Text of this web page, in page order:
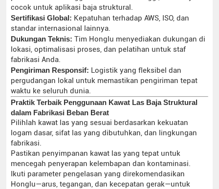
cocok untuk aplikasi baja struktural.
Sertifikasi Global: Kepatuhan terhadap AWS, ISO, dan
standar internasional lainnya.
Dukungan Teknis: Tim Honglu menyediakan dukungan di
lokasi, optimalisasi proses, dan pelatihan untuk staf
fabrikasi Anda.
Pengiriman Responsif: Logistik yang fleksibel dan
pergudangan lokal untuk memastikan pengiriman tepat
waktu ke seluruh dunia.
Praktik Terbaik Penggunaan Kawat Las Baja Struktural
dalam Fabrikasi Beban Berat
Pilihlah kawat las yang sesuai berdasarkan kekuatan
logam dasar, sifat las yang dibutuhkan, dan lingkungan
fabrikasi.
Pastikan penyimpanan kawat las yang tepat untuk
mencegah penyerapan kelembapan dan kontaminasi.
Ikuti parameter pengelasan yang direkomendasikan
Honglu—arus, tegangan, dan kecepatan gerak—untuk